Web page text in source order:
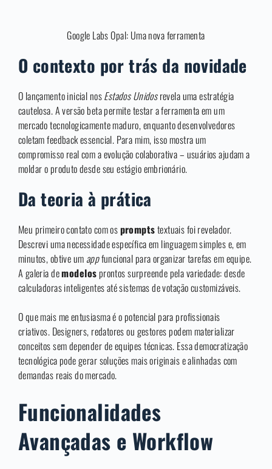
Google Labs Opal: Uma nova ferramenta
O contexto por trás da novidade
O lançamento inicial nosEstados Unidosrevela uma estratégia
cautelosa. A versão beta permite testar a ferramenta em um
mercado tecnologicamente maduro, enquanto desenvolvedores
coletam feedback essencial. Para mim, isso mostra um
compromisso real com a evolução colaborativa – usuários ajudam a
moldar o produto desde seu estágio embrionário.
Da teoria à prática
Meu primeiro contato com ospromptstextuais foi revelador.
Descrevi uma necessidade específica em linguagem simples e, em
minutos, obtive um appfuncional para organizar tarefas em equipe.
A galeria demodelosprontos surpreende pela variedade: desde
calculadoras inteligentes até sistemas de votação customizáveis.
O que mais me entusiasma é o potencial para profissionais
criativos. Designers, redatores ou gestores podem materializar
conceitos sem depender de equipes técnicas. Essa democratização
tecnológica pode gerar soluções mais originais e alinhadas com
demandas reais do mercado.
Funcionalidades
Avançadas e Workflow